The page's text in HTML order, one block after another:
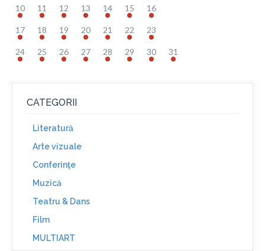
10 11 12 13 14 15 16
17 18 19 20 21 22 23
24 25 26 27 28 29 30 31
CATEGORII
Literatură
Arte vizuale
Conferinţe
Muzică
Teatru & Dans
Film
MULTIART